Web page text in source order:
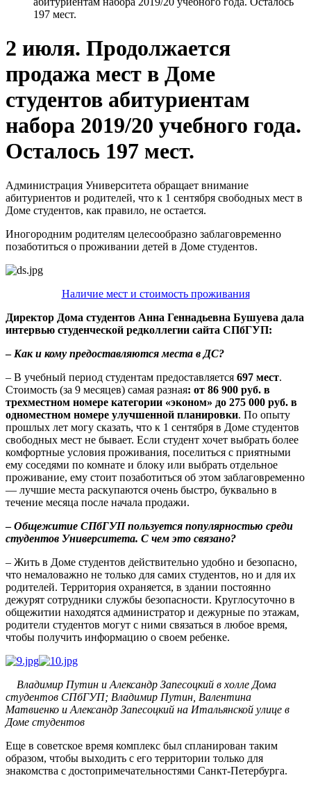
197 мест.
2 июля. Продолжается
продажа мест в Доме
студентов абитуриентам
набора 2019/20 учебного года.
Осталось 197 мест.
Администрация Университета обращает внимание
абитуриентов и родителей, что к 1 сентября свободных мест в
Доме студентов, как правило, не остается.
Иногородним родителям целесообразно заблаговременно
позаботиться о проживании детей в Доме студентов.
Наличие мест и стоимость проживания
Директор Дома студентов Анна Геннадьевна Бушуева дала
интервью студенческой редколлегии сайта СПбГУП:
– Как и кому предоставляются места в ДС?
– В учебный период студентам предоставляется 697 мест.
Стоимость (за 9 месяцев) самая разная: от 86 900 руб. в
трехместном номере категории «эконом» до 275 000 руб. в
одноместном номере улучшенной планировки. По опыту
прошлых лет могу сказать, что к 1 сентября в Доме студентов
свободных мест не бывает. Если студент хочет выбрать более
комфортные условия проживания, поселиться с приятными
ему соседями по комнате и блоку или выбрать отдельное
проживание, ему стоит позаботиться об этом заблаговременно
— лучшие места раскупаются очень быстро, буквально в
течение месяца после начала продажи.
– Общежитие СПбГУП пользуется популярностью среди
студентов Университета. С чем это связано?
– Жить в Доме студентов действительно удобно и безопасно,
что немаловажно не только для самих студентов, но и для их
родителей. Территория охраняется, в здании постоянно
дежурят сотрудники службы безопасности. Круглосуточно в
общежитии находятся администратор и дежурные по этажам,
родители студентов могут с ними связаться в любое время,
чтобы получить информацию о своем ребенке.
Владимир Путин и Александр Запесоцкий в холле Дома
студентов СПбГУП; Владимир Путин, Валентина
Матвиенко и Александр Запесоцкий на Итальянской улице в
Доме студентов
Еще в советское время комплекс был спланирован таким
образом, чтобы выходить с его территории только для
знакомства с достопримечательностями Санкт-Петербурга.